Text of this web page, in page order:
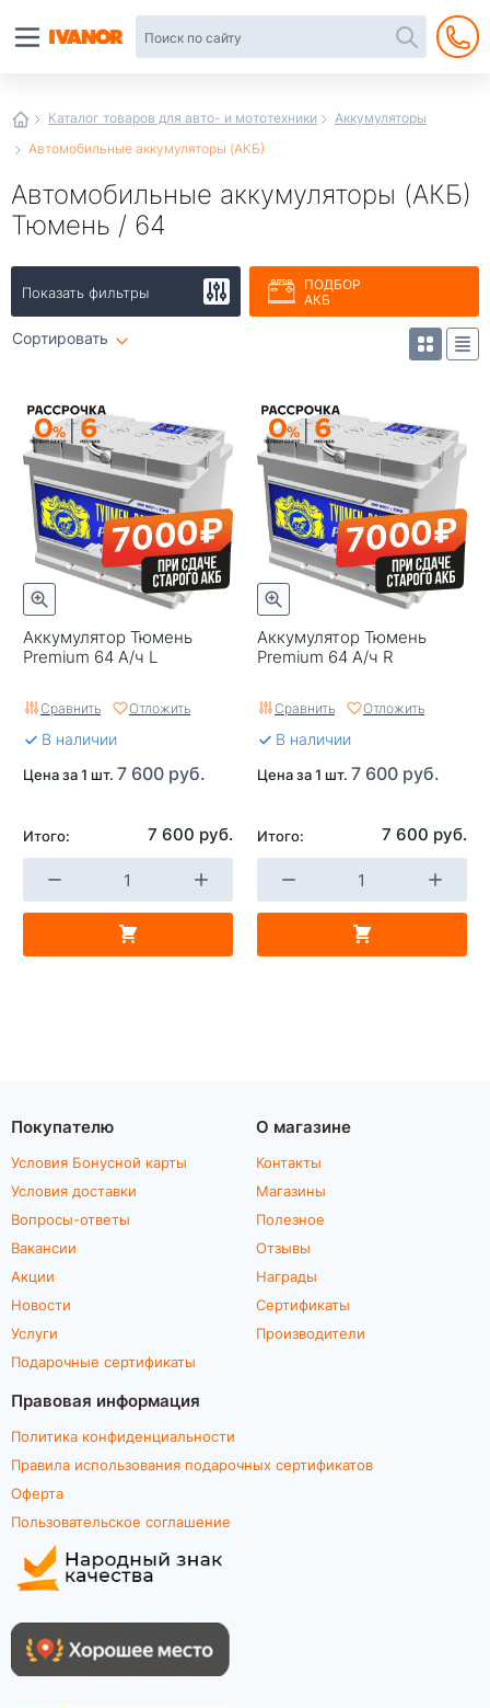
Каталог товаров для авто- и мототехники
Аккумуляторы
Автомобильные аккумуляторы (АКБ)
Автомобильные аккумуляторы (АКБ)
Тюмень / 64
Показать фильтры
ПОДБОР
АКБ
Сортировать
Аккумулятор Тюмень
Premium 64 А/ч L
7000₽
Сравнить Отложить
В наличии
Цена за 1 шт. 7 600 руб.
Итого: 7 600 руб.
Аккумулятор Тюмень
Premium 64 А/ч R
7000₽
Сравнить Отложить
В наличии
Цена за 1 шт. 7 600 руб.
Итого: 7 600 руб.
Покупателю
Условия Бонусной карты
Условия доставки
Вопросы-ответы
Вакансии
Акции
Новости
Услуги
Подарочные сертификаты
О магазине
Контакты
Магазины
Полезное
Отзывы
Награды
Сертификаты
Производители
Правовая информация
Политика конфиденциальности
Правила использования подарочных сертификатов
Оферта
Пользовательское соглашение
интернет-